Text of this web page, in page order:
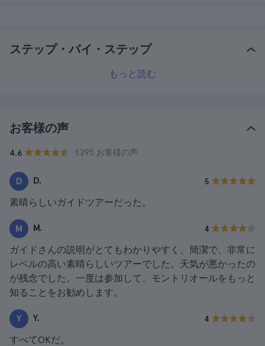
ステップ・バイ・ステップ
もっと読む
お客様の声
4.6 · 1.295 お客様の声
D D. 5
素晴らしいガイドツアーだった。
M M. 4
ガイドさんの説明がとてもわかりやすく、簡潔で、非常に
レベルの高い素晴らしいツアーでした。天気が悪かったの
が残念でした。一度は参加して、モントリオールをもっと
知ることをお勧めします。
Y Y. 4
すべてOKだ。